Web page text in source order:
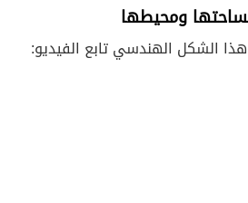
ومحيطها
الشكل الهندسي تابع الفيديو: